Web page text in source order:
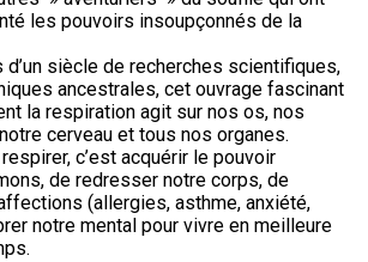
les pouvoirs insoupçonnés de la
d’un siècle de recherches scientifiques,
ancestrales, cet ouvrage fascinant
la respiration agit sur nos os, nos
cerveau et tous nos organes.
c’est acquérir le pouvoir
de redresser notre corps, de
(allergies, asthme, anxiété,
notre mental pour vivre en meilleure